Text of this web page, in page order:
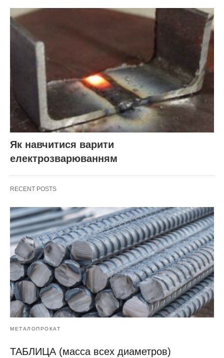
Як навчитися варити
електрозварюванням
RECENT POSTS
МЕТАЛОПРОКАТ
ТАБЛИЦА (масса всех диаметров)